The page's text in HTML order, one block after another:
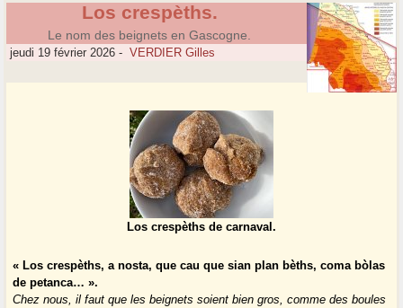
Los crespèths.
Le nom des beignets en Gascogne.
jeudi 19 février 2026 - VERDIER Gilles
Los crespèths de carnaval.
« Los crespèths, a nosta, que cau que sian plan bèths, coma bòlas
de petanca… ».
Chez nous, il faut que les beignets soient bien gros, comme des boules